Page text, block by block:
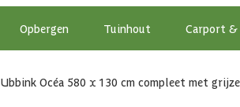
Opbergen Tuinhout Carport &
Ubbink Océa 580 x 130 cm compleet met